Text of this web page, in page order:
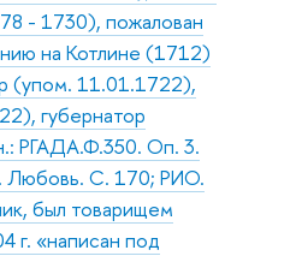
- 1730), пожалован
на Котлине (1712)
(упом. 11.01.1722),
губернатор
РГАДА.Ф.350. Оп. 3.
Любовь. С. 170; РИО.
был товарищем
г. «написан под